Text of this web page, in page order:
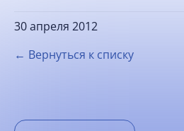
30 апреля 2012
← Вернуться к списку